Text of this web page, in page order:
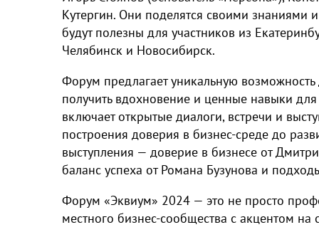
Кутергин. Они поделятся своими знаниями
будут полезны для участников из
Челябинск и Новосибирск.
Форум предлагает уникальную
получить вдохновение и ценные навыки
включает открытые диалоги, встречи и
построения доверия в бизнес-среде до
выступления — доверие в бизнесе от
баланс успеха от Романа Бузунова и
Форум «Эквиум» 2024 — это не просто
местного бизнес-сообщества с акцентом на